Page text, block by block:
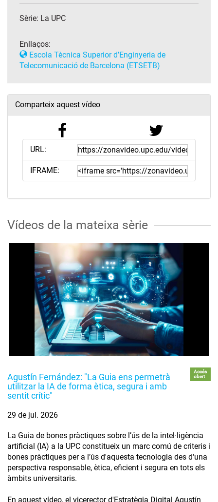
Sèrie: La UPC
Enllaços:
Escola Tècnica Superior d’Enginyeria de
Telecomunicació de Barcelona (ETSETB)
Comparteix aquest vídeo
URL:
IFRAME:
Vídeos de la mateixa sèrie
Agustín Fernández: "La Guia ens permetrà
utilitzar la IA de forma ètica, segura i amb
sentit crític"
Accés
obert
29 de jul. 2026
La Guia de bones pràctiques sobre l’ús de la intel·ligència
artificial (IA) a la UPC constitueix un marc comú de criteris i
bones pràctiques per a l’ús d'aquesta tecnologia des d'una
perspectiva responsable, ètica, eficient i segura en tots els
àmbits universitaris.
En aquest vídeo, el vicerector d'Estratègia Digital Agustín